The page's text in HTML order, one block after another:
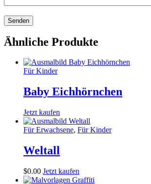
Ähnliche Produkte
Für Kinder
Baby Eichhörnchen
Jetzt kaufen
Für Erwachsene, Für Kinder
Weltall
$0.00 Jetzt kaufen